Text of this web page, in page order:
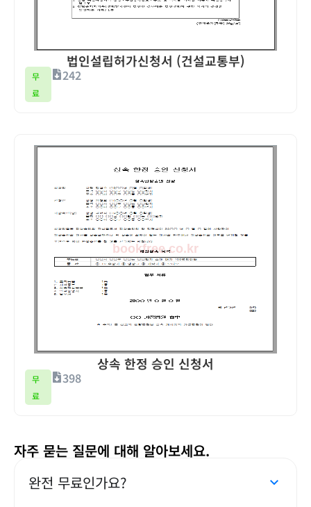
법인설립허가신청서 (건설교통부)
무
료
242
상속 한정 승인 신청서
무
료
398
자주 묻는 질문에 대해 알아보세요.
완전 무료인가요?